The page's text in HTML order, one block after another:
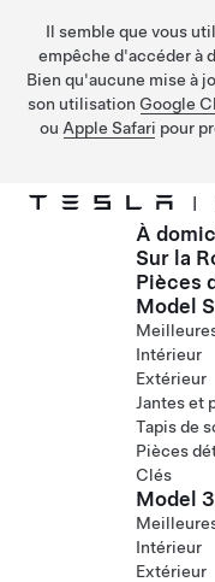
Il semble que vous
empêche d'accéder à
Bien qu'aucune mise à
son utilisation Google
ou Apple Safari pour
Passer au contenu principal
|
À
Sur la
Pièces
Model S
Intérieur
Extérieur
Jantes et
Tapis de
Pièces
Clés
Model 3
Intérieur
Extérieur